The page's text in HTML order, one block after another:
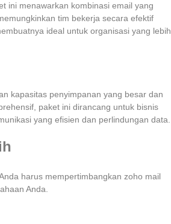
ini menawarkan kombinasi email yang
tim bekerja secara efektif
ideal untuk organisasi yang lebih
kapasitas penyimpanan yang besar dan
paket ini dirancang untuk bisnis
yang efisien dan perlindungan data.
harus mempertimbangkan zoho mail
Anda.